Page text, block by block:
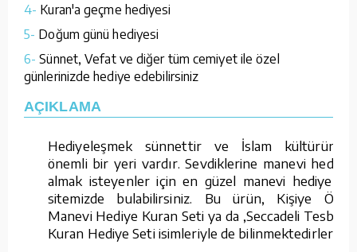
4- Kuran'a geçme hediyesi
5- Doğum günü hediyesi
6- Sünnet, Vefat ve diğer tüm cemiyet ile özel
günlerinizde hediye edebilirsiniz
AÇIKLAMA
Hediyeleşmek sünnettir ve İslam kültüründe
önemli bir yeri vardır. Sevdiklerine manevi hediye
almak isteyenler için en güzel manevi hediyeleri
sitemizde bulabilirsiniz. Bu ürün, Kişiye Özel
Manevi Hediye Kuran Seti ya da ,Seccadeli Tesbihli
Kuran Hediye Seti isimleriyle de bilinmektedirler.